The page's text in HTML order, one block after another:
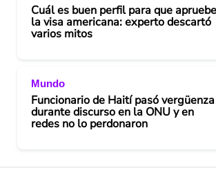
Cuál es buen perfil para que
la visa americana: experto descartó
varios mitos
Mundo
Funcionario de Haití pasó vergüenza
durante discurso en la ONU y en
redes no lo perdonaron